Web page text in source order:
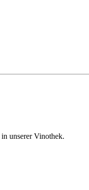
unserer Vinothek.